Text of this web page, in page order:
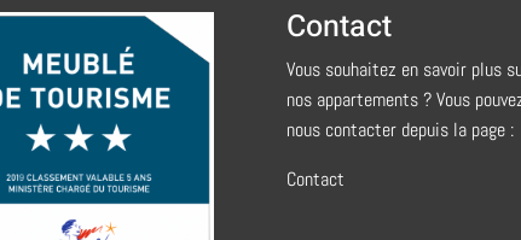
Contact
Vous souhaitez en savoir plus
nos appartements ? Vous
nous contacter depuis la page :
Contact